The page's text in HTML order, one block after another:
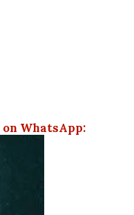
WhatsApp: